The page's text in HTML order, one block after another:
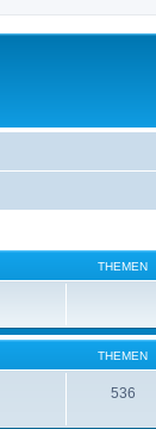
THEMEN
THEMEN
536